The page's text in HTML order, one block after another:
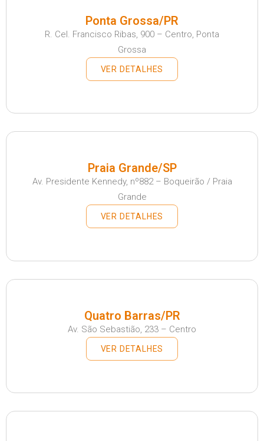
Ponta Grossa/PR
R. Cel. Francisco Ribas, 900 – Centro, Ponta
Grossa
VER DETALHES
Praia Grande/SP
Av. Presidente Kennedy, nº882 – Boqueirão / Praia
Grande
VER DETALHES
Quatro Barras/PR
Av. São Sebastião, 233 – Centro
VER DETALHES